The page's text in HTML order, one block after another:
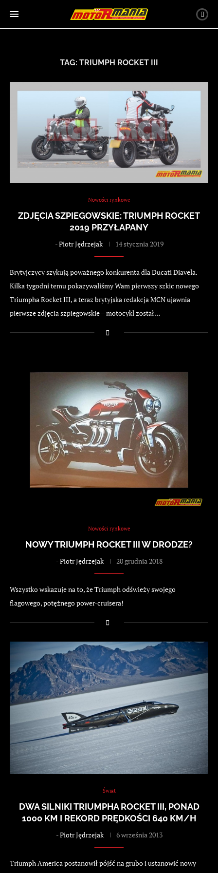
TAG: TRIUMPH ROCKET III
Nowości rynkowe
ZDJĘCIA SZPIEGOWSKIE: TRIUMPH ROCKET
2019 PRZYŁAPANY
-Piotr Jędrzejak 14 stycznia 2019
Brytyjczycy szykują poważnego konkurenta dla Ducati Diavela.
Kilka tygodni temu pokazywaliśmy Wam pierwszy szkic nowego
Triumpha Rocket III, a teraz brytyjska redakcja MCN ujawnia
pierwsze zdjęcia szpiegowskie – motocykl został…
Nowości rynkowe
NOWY TRIUMPH ROCKET III W DRODZE?
-Piotr Jędrzejak 20 grudnia 2018
Wszystko wskazuje na to, że Triumph odświeży swojego
flagowego, potężnego power-cruisera!
Świat
DWA SILNIKI TRIUMPHA ROCKET III, PONAD
1000 KM I REKORD PRĘDKOŚCI 640 KM/H
-Piotr Jędrzejak 6 września 2013
Triumph America postanowił pójść na grubo i ustanowić nowy